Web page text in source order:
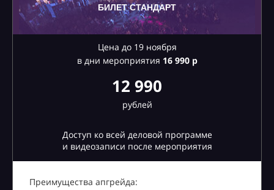
БИЛЕТ СТАНДАРТ
Цена до 19 ноября
в дни мероприятия 16990 р
12 990
рублей
Доступ ко всей деловой программе
и видеозаписи после мероприятия
Преимущества апгрейда: